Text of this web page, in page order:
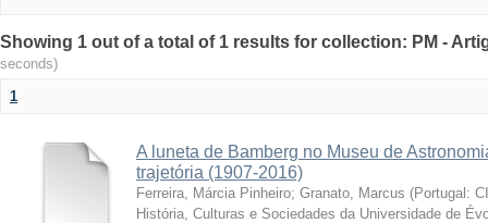
Showing 1 out of a total of 1 results for collection: PM -
seconds)
1
A luneta de Bamberg no Museu de
trajetória (1907-2016)
Ferreira, Márcia Pinheiro; Granato, Marcus (Portugal:
História, Culturas e Sociedades da Universidade de